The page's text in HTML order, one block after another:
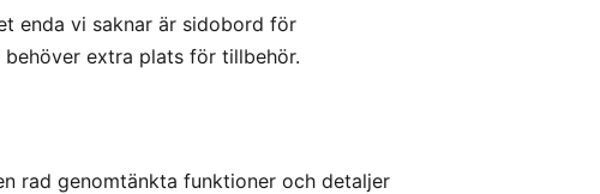
enda vi saknar är sidobord för
extra plats för tillbehör.
rad genomtänkta funktioner och detaljer